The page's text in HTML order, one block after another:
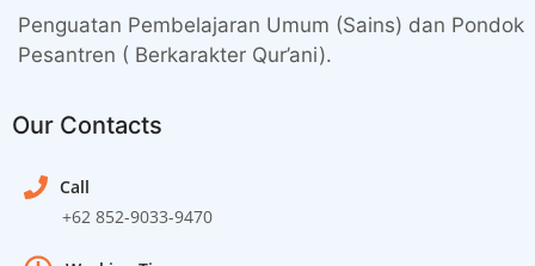
Penguatan Pembelajaran Umum (Sains) dan Pondok
Pesantren ( Berkarakter Qur’ani).
Our Contacts
Call
+62 852-9033-9470